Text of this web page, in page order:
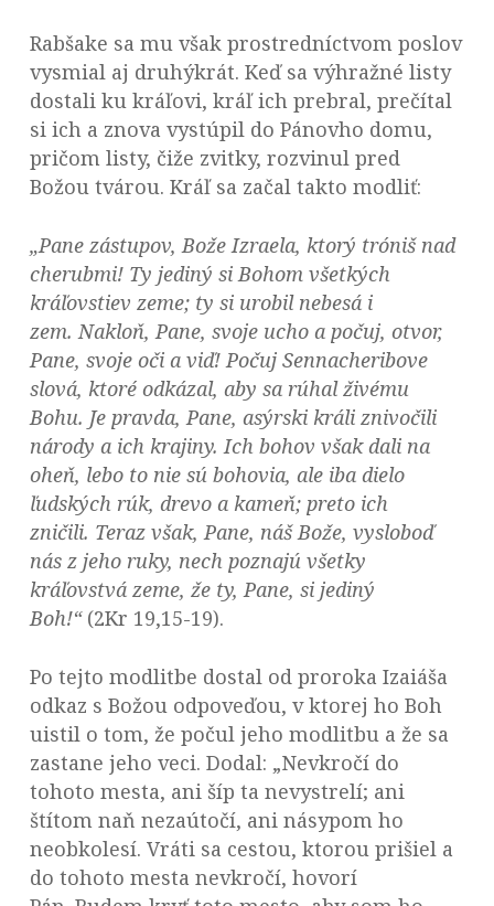
Rabšake sa mu však prostredníctvom poslov
vysmial aj druhýkrát. Keď sa výhražné listy
dostali ku kráľovi, kráľ ich prebral, prečítal
si ich a znova vystúpil do Pánovho domu,
pričom listy, čiže zvitky, rozvinul pred
Božou tvárou. Kráľ sa začal takto modliť:
„Pane zástupov, Bože Izraela, ktorý tróniš nad
cherubmi! Ty jediný si Bohom všetkých
kráľovstiev zeme; ty si urobil nebesá i
zem. Nakloň, Pane, svoje ucho a počuj, otvor,
Pane, svoje oči a viď! Počuj Sennacheribove
slová, ktoré odkázal, aby sa rúhal živému
Bohu. Je pravda, Pane, asýrski králi znivočili
národy a ich krajiny. Ich bohov však dali na
oheň, lebo to nie sú bohovia, ale iba dielo
ľudských rúk, drevo a kameň; preto ich
zničili. Teraz však, Pane, náš Bože, vysloboď
nás z jeho ruky, nech poznajú všetky
kráľovstvá zeme, že ty, Pane, si jediný
Boh!“ (2Kr 19,15-19).
Po tejto modlitbe dostal od proroka Izaiáša
odkaz s Božou odpoveďou, v ktorej ho Boh
uistil o tom, že počul jeho modlitbu a že sa
zastane jeho veci. Dodal: „Nevkročí do
tohoto mesta, ani šíp ta nevystrelí; ani
štítom naň nezaútočí, ani násypom ho
neobkolesí. Vráti sa cestou, ktorou prišiel a
do tohoto mesta nevkročí, hovorí